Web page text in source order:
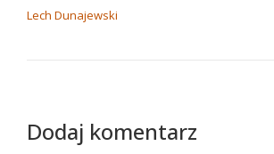
Lech Dunajewski
Dodaj komentarz